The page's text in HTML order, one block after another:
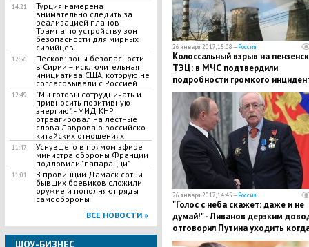
14:21
Турция намерена
внимательно следить за
реализацией планов
Трампа по устройству зон
безопасности для мирных
сирийцев
12:56
Песков: зоны безопасности
в Сирии – исключительная
инициатива США, которую не
согласовывали с Россией
12:49
"Мы готовы сотрудничать и
привносить позитивную
энергию", - МИД КНР
отреагировал на лестные
слова Лаврова о российско-
китайских отношениях
11:47
Уснувшего в прямом эфире
министра обороны Франции
подловили "папарацци"
11:01
В провинции Дамаск сотни
бывших боевиков сложили
оружие и пополняют ряды
самообороны
ВСЕ НОВОСТИ »
ШОУ-БИЗНЕС
26 января 2017, 15:08 —Россия
Колоссальный взрыв на
ТЭЦ: в МЧС подтвердили
подробности громкого
на электростанции
26 января 2017, 14:45 —Россия
"Голос с неба скажет: даже и не
думай!" - Ливанов дерзким
отговорил Путина уходить
либо в отставку